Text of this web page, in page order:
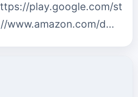
play.google.com/
www.amazon.com/d…